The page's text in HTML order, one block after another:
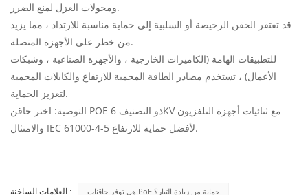
ومحولات العزل لمنع الضرر.
قد تفتقر الحقن الرخيصة أو السلبية إلى حماية مناسبة للارتداد ، مما يزيد
من خطر على الأجهزة المتصلة.
للتطبيقات الهامة (الكاميرات الخارجية ، والأجهزة الصناعية ، وشبكات
الأعمال) ، تستخدم مصادر الطاقة المحمية للارتفاع والكابلات المحمية
لتعزيز الحماية.
التوصية: اختر حاقن POE ذو التصنيف 6KV مع ثنائيات أجهزة التلفزيون
والامتثال IEC 61000-4-5 لأفضل حماية للارتفاع.
العلامات الساخنة :
هل توفر حاقنات PoE حماية من زيادة التيار؟